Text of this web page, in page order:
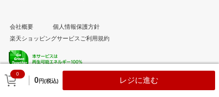
0
0円(税込) レジに進む
会社概要
個人情報保護方針
楽天ショッピングサービスご利用規約
© Rakuten Group, Inc.